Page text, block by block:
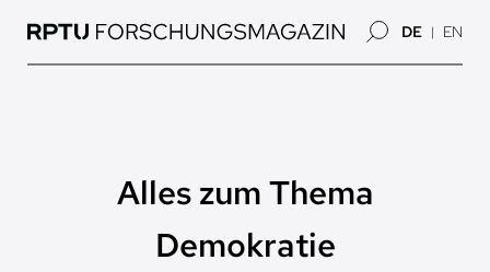
zum
DE EN
Alles zum Thema
Demokratie